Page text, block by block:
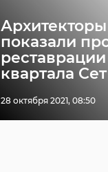
Архитекторы
показали
реставрации
квартала Сет
28 октября 2021, 08:50